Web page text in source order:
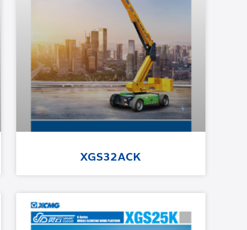
XGS32ACK